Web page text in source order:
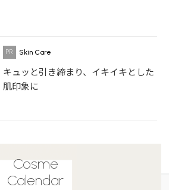
Skin Care
キュッと引き締まり、イキイキとした
肌印象に
Cosme
Calendar